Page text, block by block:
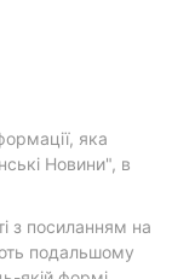
яка
Новини", в
з посиланням на
подальшому